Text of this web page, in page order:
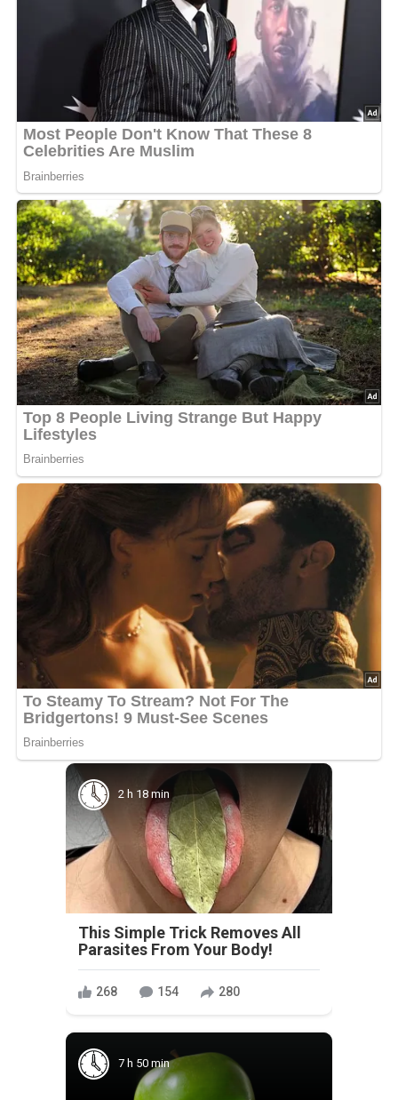
2 h 18 min
This Simple Trick Removes All
Parasites From Your Body!
268 154 280
7 h 50 min